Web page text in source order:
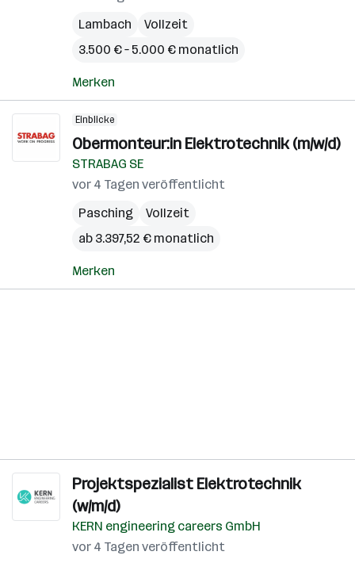
Lambach
Vollzeit
3.500 € – 5.000 € monatlich
Merken
Einblicke
Obermonteur:in Elektrotechnik (m/w/d)
STRABAG SE
vor 4 Tagen veröffentlicht
Pasching
Vollzeit
ab 3.397,52 € monatlich
Merken
Projektspezialist Elektrotechnik
(w/m/d)
KERN engineering careers GmbH
vor 4 Tagen veröffentlicht